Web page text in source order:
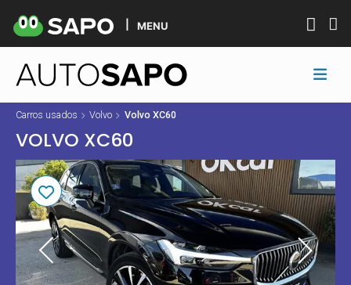
MENU
Carros usados Volvo Volvo XC60
VOLVO XC60